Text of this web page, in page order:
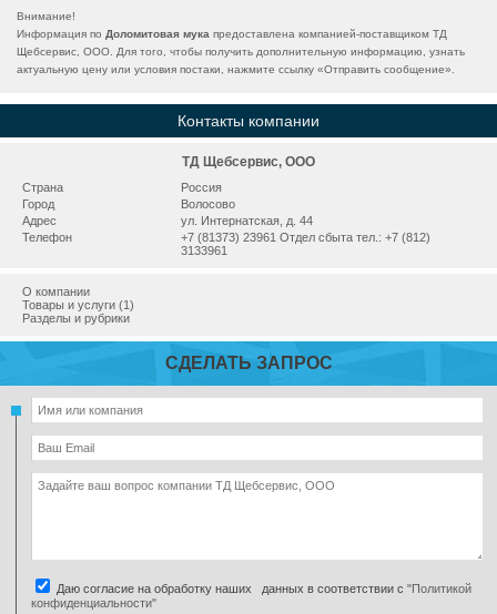
Внимание!
Информация по Доломитовая мука предоставлена компанией-поставщиком ТД
Щебсервис, ООО. Для того, чтобы получить дополнительную информацию, узнать
актуальную цену или условия постаки, нажмите ссылку «Отправить сообщение».
Контакты компании
ТД Щебсервис, ООО
Страна
Россия
Город
Волосово
Адрес
ул. Интернатская, д. 44
Телефон
+7 (81373) 23961 Отдел сбыта тел.: +7 (812)
3133961
О компании
Товары и услуги (1)
Разделы и рубрики
СДЕЛАТЬ ЗАПРОС
Даю согласие на обработку наших данных в соответствии с "Политикой
конфиденциальности"